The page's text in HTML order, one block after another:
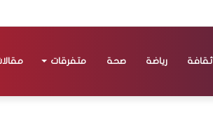
ثقافة رياضة صحة متفرقات